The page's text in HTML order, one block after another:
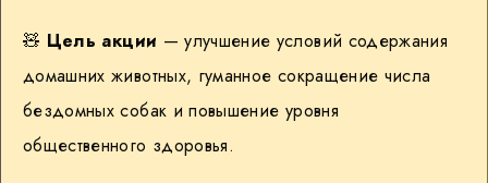
🧸 Цель акции — улучшение условий содержания
домашних животных, гуманное сокращение числа
бездомных собак и повышение уровня
общественного здоровья.